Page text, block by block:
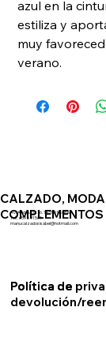
azul en la
estiliza y
muy
verano.
CALZADO,
COMPLEMENTOS
Política de
Política de
devolución/
Av. Andalucia 76. 14550 Montilla
Telf. 659891561
manucalzadosisabel@hotmail.com